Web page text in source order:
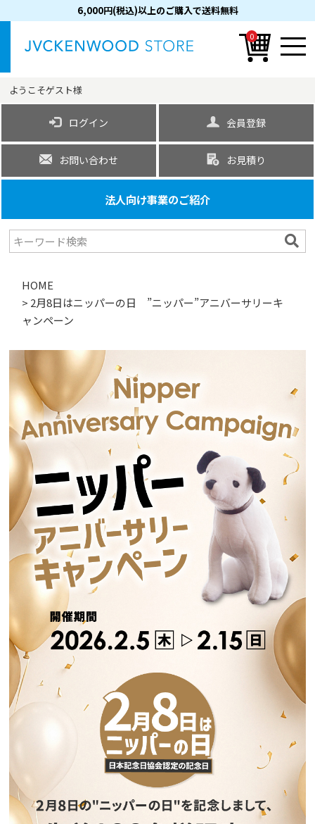
6,000円(税込)以上のご購入で送料無料
0
ようこそゲスト様
ログイン 会員登録
お問い合わせ お見積り
法人向け事業のご紹介
HOME
2月8日はニッパーの日 ”ニッパー”アニバーサリーキ
ャンペーン